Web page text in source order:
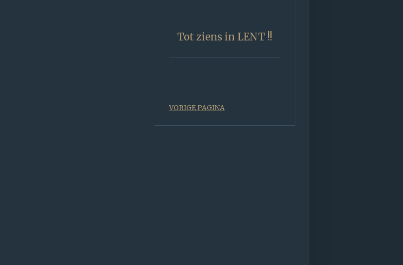
Tot ziens in LENT !!
VORIGE PAGINA